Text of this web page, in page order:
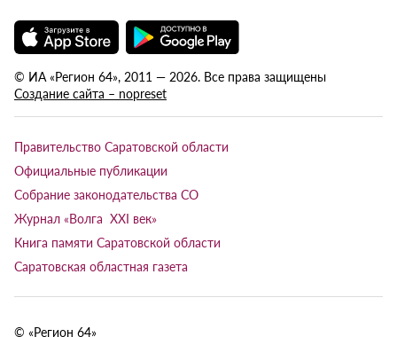
© ИА «Регион 64», 2011 — 2026. Все права защищены
Создание сайта – nopreset
Правительство Саратовской области
Официальные публикации
Собрание законодательства СО
Журнал «Волга XXI век»
Книга памяти Саратовской области
Саратовская областная газета
© «Регион 64»